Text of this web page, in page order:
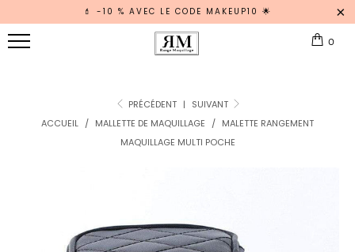
💄 -10 % AVEC LE CODE MAKEUP10 🌟
RANGE
MAQUILLAGE
Rangements
Palette
0
PRÉCÉDENT |
SUIVANT
ACCUEIL / MALLETTE DE MAQUILLAGE / MALETTE RANGEMENT
MAQUILLAGE MULTI POCHE